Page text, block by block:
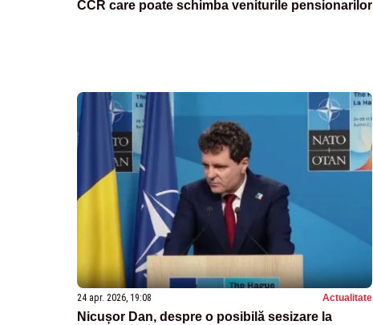
CCR care poate schimba veniturile pensionarilor
24 apr. 2026, 19:08 Actualitate
Nicușor Dan, despre o posibilă sesizare la